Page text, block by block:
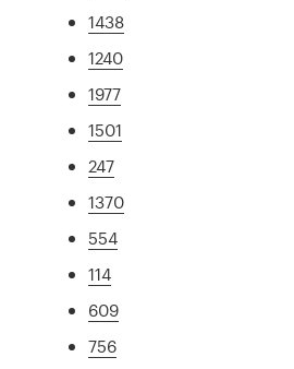
1438
1240
1977
1501
247
1370
554
114
609
756